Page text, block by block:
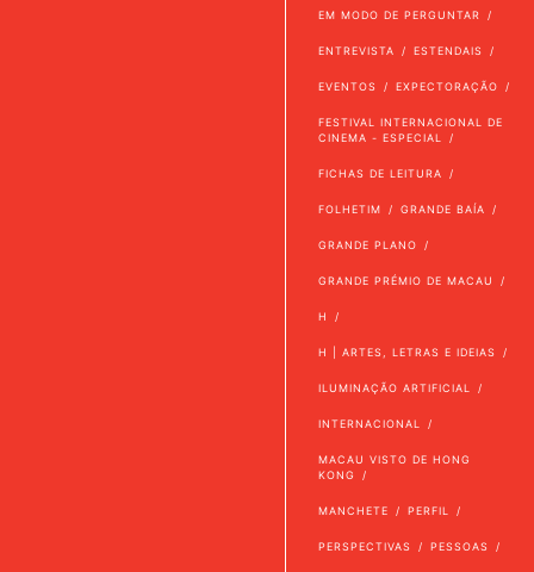
EM MODO DE PERGUNTAR
ENTREVISTA ESTENDAIS
EVENTOS EXPECTORAÇÃO
FESTIVAL INTERNACIONAL DE
CINEMA - ESPECIAL
FICHAS DE LEITURA
FOLHETIM GRANDE BAÍA
GRANDE PLANO
GRANDE PRÉMIO DE MACAU
H
H | ARTES, LETRAS E IDEIAS
ILUMINAÇÃO ARTIFICIAL
INTERNACIONAL
MACAU VISTO DE HONG
KONG
MANCHETE PERFIL
PERSPECTIVAS PESSOAS